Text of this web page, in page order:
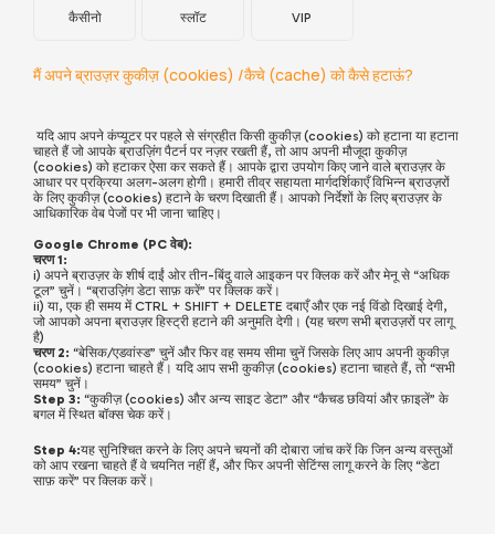
कैसीनो स्लॉट VIP
मैं अपने ब्राउज़र कुकीज़ (cookies) /कैचे (cache) को कैसे हटाऊं?
यदि आप अपने कंप्यूटर पर पहले से संग्रहीत किसी कुकीज़ (cookies) को हटाना या हटाना
चाहते हैं जो आपके ब्राउज़िंग पैटर्न पर नज़र रखती हैं, तो आप अपनी मौजूदा कुकीज़
(cookies) को हटाकर ऐसा कर सकते हैं। आपके द्वारा उपयोग किए जाने वाले ब्राउज़र के
आधार पर प्रक्रिया अलग-अलग होगी। हमारी तीव्र सहायता मार्गदर्शिकाएँ विभिन्न ब्राउज़रों
के लिए कुकीज़ (cookies) हटाने के चरण दिखाती हैं। आपको निर्देशों के लिए ब्राउज़र के
आधिकारिक वेब पेजों पर भी जाना चाहिए।
Google Chrome (PC वेब):
चरण 1:
i) अपने ब्राउज़र के शीर्ष दाईं ओर तीन-बिंदु वाले आइकन पर क्लिक करें और मेनू से “अधिक
टूल” चुनें। “ब्राउज़िंग डेटा साफ़ करें” पर क्लिक करें।
ii) या, एक ही समय में CTRL + SHIFT + DELETE दबाएँ और एक नई विंडो दिखाई देगी,
जो आपको अपना ब्राउज़र हिस्ट्री हटाने की अनुमति देगी। (यह चरण सभी ब्राउज़रों पर लागू
है)
चरण 2: “बेसिक/एडवांस्ड” चुनें और फिर वह समय सीमा चुनें जिसके लिए आप अपनी कुकीज़
(cookies) हटाना चाहते हैं। यदि आप सभी कुकीज़ (cookies) हटाना चाहते हैं, तो “सभी
समय” चुनें।
Step 3: “कुकीज़ (cookies) और अन्य साइट डेटा” और “कैचड छवियां और फ़ाइलें” के
बगल में स्थित बॉक्स चेक करें।
Step 4:यह सुनिश्चित करने के लिए अपने चयनों की दोबारा जांच करें कि जिन अन्य वस्तुओं
को आप रखना चाहते हैं वे चयनित नहीं हैं, और फिर अपनी सेटिंग्स लागू करने के लिए “डेटा
साफ़ करें” पर क्लिक करें।